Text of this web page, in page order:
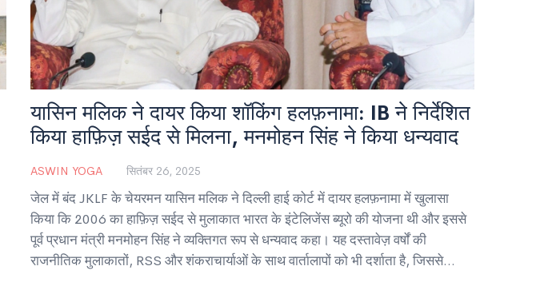
यासिन मलिक ने दायर किया शॉकिंग हलफ़नामा: IB ने निर्देशित
किया हाफ़िज़ सईद से मिलना, मनमोहन सिंह ने किया धन्यवाद
ASWIN YOGA सितंबर 26, 2025
जेल में बंद JKLF के चेयरमन यासिन मलिक ने दिल्ली हाई कोर्ट में दायर हलफ़नामा में खुलासा
किया कि 2006 का हाफ़िज़ सईद से मुलाकात भारत के इंटेलिजेंस ब्यूरो की योजना थी और इससे
पूर्व प्रधान मंत्री मनमोहन सिंह ने व्यक्तिगत रूप से धन्यवाद कहा। यह दस्तावेज़ वर्षों की
राजनीतिक मुलाकातों, RSS और शंकराचार्याओं के साथ वार्तालापों को भी दर्शाता है, जिससे